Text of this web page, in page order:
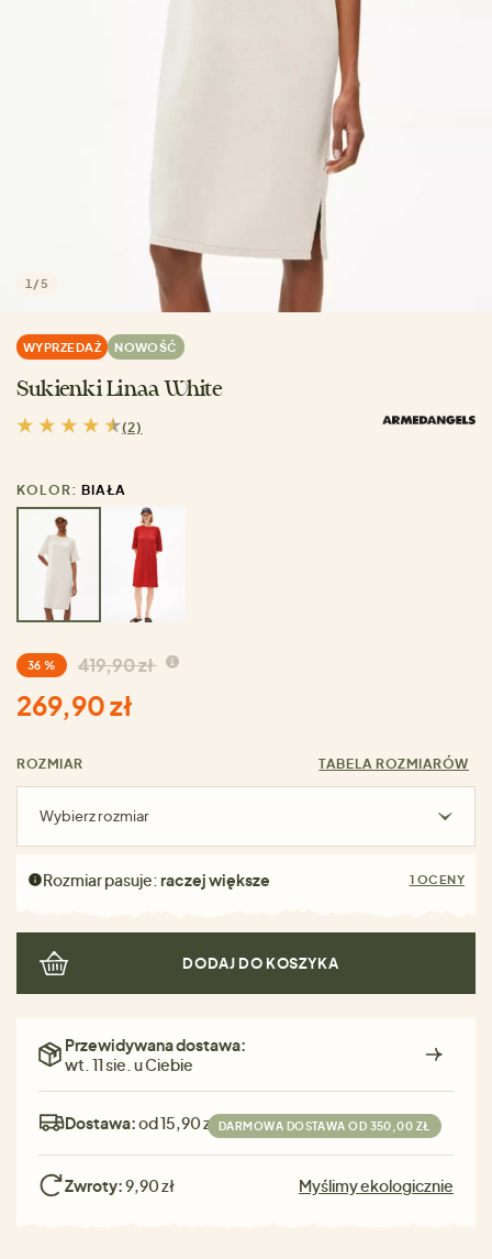
1 /5
WYPRZEDAŻ NOWOŚĆ
Sukienki Linaa White
(2)
KOLOR: BIAŁA
36 % 419,90 zł
269,90 zł
ROZMIAR TABELA ROZMIARÓW
Wybierz rozmiar
Rozmiar pasuje:raczej większe 1 OCENY
DODAJ DO KOSZYKA
Przewidywana dostawa:
wt. 11 sie. u Ciebie
Dostawa:od 15,90 zł DARMOWA DOSTAWA OD 350,00 ZŁ
Zwroty:9,90 zł Myślimy ekologicznie